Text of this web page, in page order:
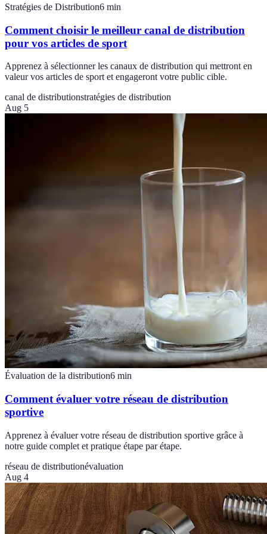
Stratégies de Distribution6 min
Comment choisir le meilleur canal de distribution
pour vos articles de sport
Apprenez à sélectionner les canaux de distribution qui mettront en
valeur vos articles de sport et engageront votre public cible.
canal de distributionstratégies de distribution
Aug 5
Évaluation de la distribution6 min
Comment évaluer votre réseau de distribution
sportive
Apprenez à évaluer votre réseau de distribution sportive grâce à
notre guide complet et pratique étape par étape.
réseau de distributionévaluation
Aug 4